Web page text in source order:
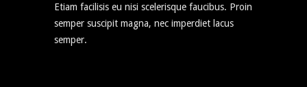
Etiam facilisis eu nisi scelerisque faucibus. Proin
semper suscipit magna, nec imperdiet lacus
semper.